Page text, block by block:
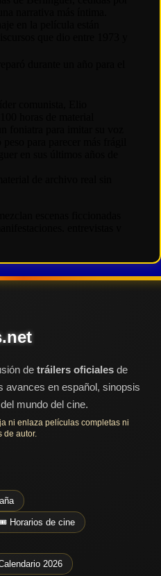
de tráilers oficiales de
avances en español, sinopsis
mundo del cine.
ni enlaza películas completas ni
de autor.
Horarios de cine
2026